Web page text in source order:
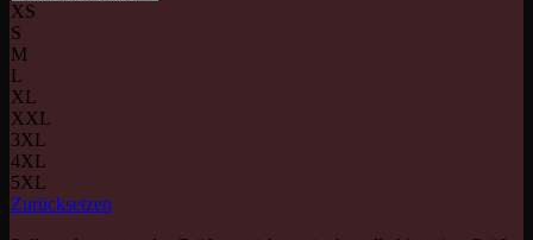
XS
S
M
L
XL
XXL
3XL
4XL
5XL
Zurücksetzen